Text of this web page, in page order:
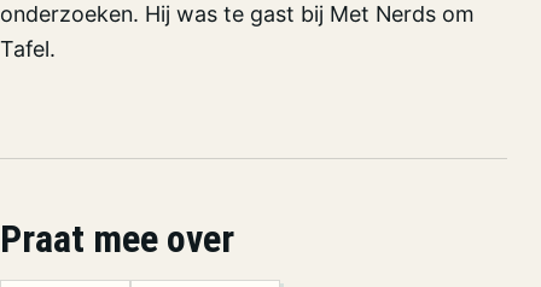
onderzoeken. Hij was te gast bij Met Nerds om
Tafel.
Praat mee over